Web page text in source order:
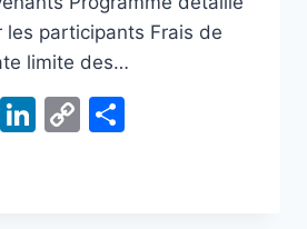
les participants Frais de
limite des…
X LinkedIn
Copy